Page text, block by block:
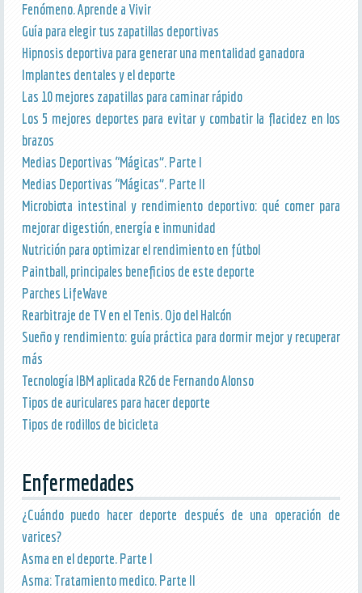
Fenómeno. Aprende a Vivir
Guía para elegir tus zapatillas deportivas
Hipnosis deportiva para generar una mentalidad ganadora
Implantes dentales y el deporte
Las 10 mejores zapatillas para caminar rápido
Los 5 mejores deportes para evitar y combatir la flacidez en los
brazos
Medias Deportivas “Mágicas”. Parte I
Medias Deportivas “Mágicas”. Parte II
Microbiota intestinal y rendimiento deportivo: qué comer para
mejorar digestión, energía e inmunidad
Nutrición para optimizar el rendimiento en fútbol
Paintball, principales beneficios de este deporte
Parches LifeWave
Rearbitraje de TV en el Tenis. Ojo del Halcón
Sueño y rendimiento: guía práctica para dormir mejor y recuperar
más
Tecnología IBM aplicada R26 de Fernando Alonso
Tipos de auriculares para hacer deporte
Tipos de rodillos de bicicleta
Enfermedades
¿Cuándo puedo hacer deporte después de una operación de
varices?
Asma en el deporte. Parte I
Asma: Tratamiento medico. Parte II